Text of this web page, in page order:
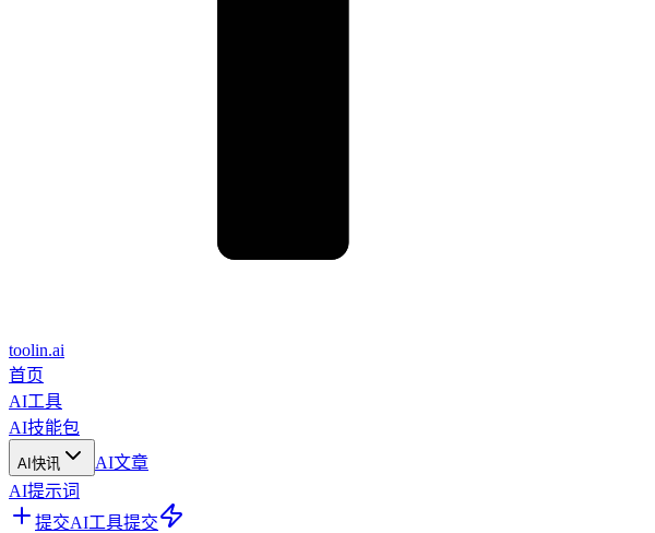
toolin.ai
首页
AI工具
AI技能包
AI快讯
AI文章
AI提示词
提交AI工具提交